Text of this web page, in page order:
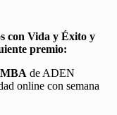
con Vida y Éxito y
premio:
de ADEN
online con semana